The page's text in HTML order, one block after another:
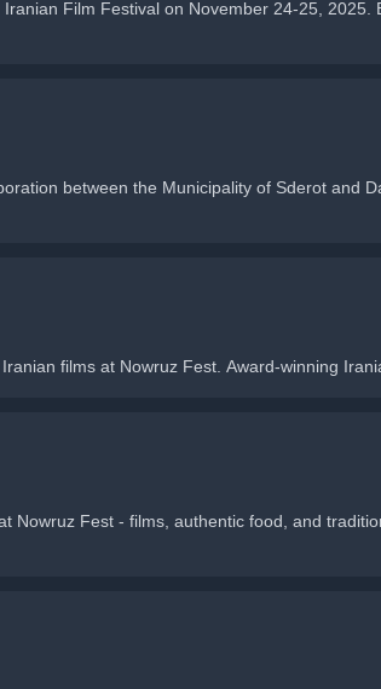
Film Festival on November 24-25,
between the Municipality of Sderot and
films at Nowruz Fest. Award-winning
Nowruz Fest - films, authentic food, and